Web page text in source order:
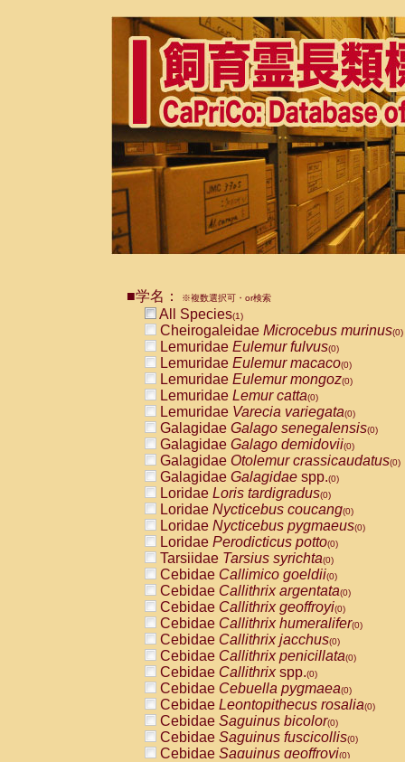
■学名： ※複数選択可・or検索
All Species(1)
Cheirogaleidae Microcebus murinus(0)
Lemuridae Eulemur fulvus(0)
Lemuridae Eulemur macaco(0)
Lemuridae Eulemur mongoz(0)
Lemuridae Lemur catta(0)
Lemuridae Varecia variegata(0)
Galagidae Galago senegalensis(0)
Galagidae Galago demidovii(0)
Galagidae Otolemur crassicaudatus(0)
Galagidae Galagidae spp.(0)
Loridae Loris tardigradus(0)
Loridae Nycticebus coucang(0)
Loridae Nycticebus pygmaeus(0)
Loridae Perodicticus potto(0)
Tarsiidae Tarsius syrichta(0)
Cebidae Callimico goeldii(0)
Cebidae Callithrix argentata(0)
Cebidae Callithrix geoffroyi(0)
Cebidae Callithrix humeralifer(0)
Cebidae Callithrix jacchus(0)
Cebidae Callithrix penicillata(0)
Cebidae Callithrixspp.(0)
Cebidae Cebuella pygmaea(0)
Cebidae Leontopithecus rosalia(0)
Cebidae Saguinus bicolor(0)
Cebidae Saguinus fuscicollis(0)
Cebidae Saguinus geoffroyi(0)